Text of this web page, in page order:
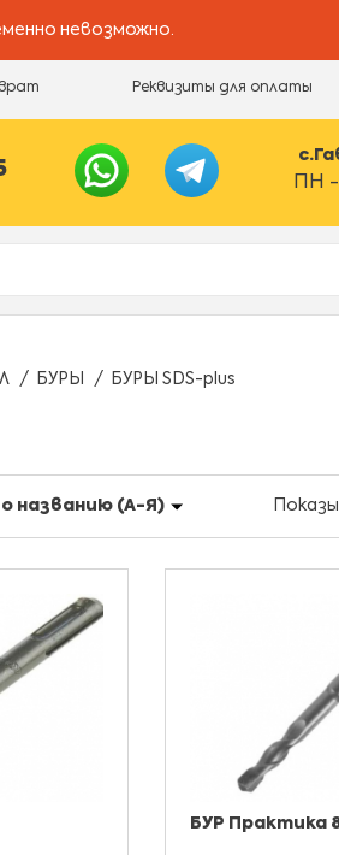
невозможно.
Реквизиты для оплаты
ПН -
БУРЫ БУРЫ SDS-plus
названию (А-Я)
БУР Практика